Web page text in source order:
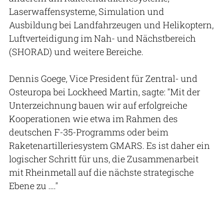
Laserwaffensysteme, Simulation und
Ausbildung bei Landfahrzeugen und Helikoptern,
Luftverteidigung im Nah- und Nächstbereich
(SHORAD) und weitere Bereiche.
Dennis Goege, Vice President für Zentral- und
Osteuropa bei Lockheed Martin, sagte: "Mit der
Unterzeichnung bauen wir auf erfolgreiche
Kooperationen wie etwa im Rahmen des
deutschen F-35-Programms oder beim
Raketenartilleriesystem GMARS. Es ist daher ein
logischer Schritt für uns, die Zusammenarbeit
mit Rheinmetall auf die nächste strategische
Ebene zu …."